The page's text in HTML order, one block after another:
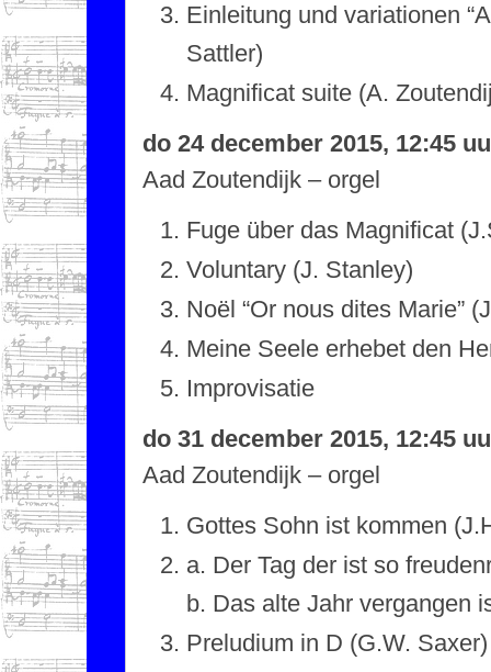
Einleitung und variationen
Sattler)
Magnificat suite (A.
do 24 december 2015, 12:45
Aad Zoutendijk – orgel
Fuge über das Magnificat
Voluntary (J. Stanley)
Noël “Or nous dites Marie”
Meine Seele erhebet den
Improvisatie
do 31 december 2015, 12:45
Aad Zoutendijk – orgel
Gottes Sohn ist kommen
a. Der Tag der ist so
b. Das alte Jahr vergangen
Preludium in D (G.W. Saxer)